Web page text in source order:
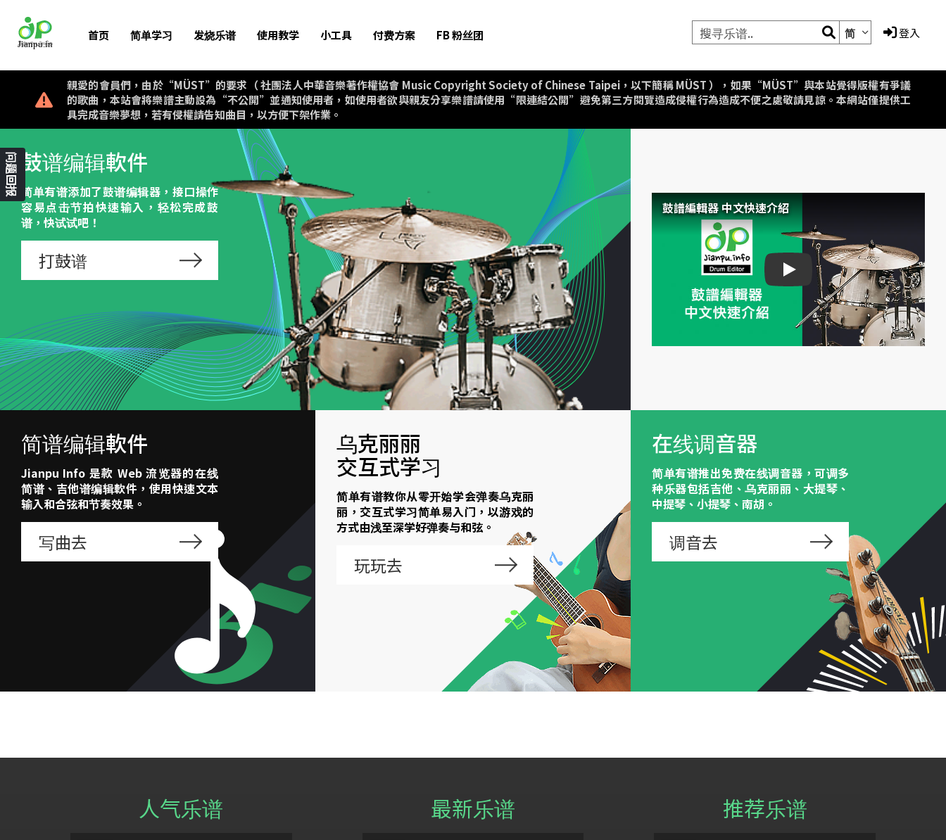
首页 简单学习 发烧乐谱 使用教学 小工具 付费方案 FB 粉丝团 简 登入
親愛的會員們，由於“MÜST”的要求（ 社團法人中華音樂著作權協會 Music Copyright Society of Chinese Taipei，以下簡稱 MÜST ），如果“MÜST”與本站覺得版權有爭議
的歌曲，本站會將樂譜主動設為“不公開”並通知使用者，如使用者欲與親友分享樂譜請使用“限連結公開”避免第三方閱覽造成侵權行為造成不便之處敬請見諒。本網站僅提供工
具完成音樂夢想，若有侵權請告知曲目，以方便下架作業。
鼓谱编辑軟件
简单有谱添加了鼓谱编辑器，接口操作
容易点击节拍快速输入，轻松完成鼓
谱，快试试吧！
打鼓谱
鼓譜編輯器 中文快速介紹
鼓譜編輯器 中文快速介紹
简谱编辑軟件
Jianpu Info 是款 Web 流览器的在线
简谱、吉他谱编辑軟件，使用快速文本
输入和合弦和节奏效果。
写曲去
乌克丽丽
交互式学习
简单有谱教你从零开始学会弹奏乌克丽
丽，交互式学习简单易入门，以游戏的
方式由浅至深学好弹奏与和弦。
玩玩去
在线调音器
简单有谱推出免费在线调音器，可调多
种乐器包括吉他、乌克丽丽、大提琴、
中提琴、小提琴、南胡。
调音去
人气乐谱 最新乐谱 推荐乐谱
问题回报